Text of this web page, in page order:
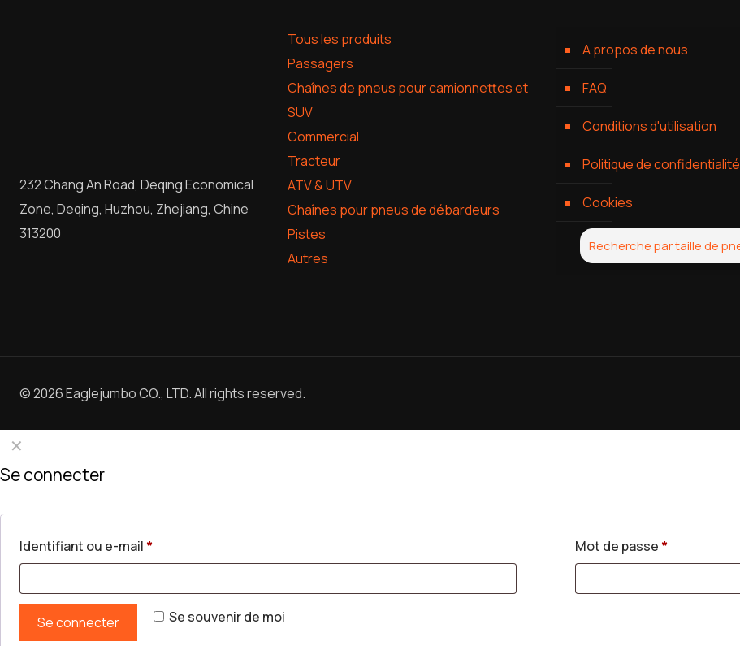
232 Chang An Road, Deqing Economical
Zone, Deqing, Huzhou, Zhejiang, Chine
313200
Tous les produits
Passagers
Chaînes de pneus pour camionnettes et
SUV
Commercial
Tracteur
ATV & UTV
Chaînes pour pneus de débardeurs
Pistes
Autres
A propos de nous
FAQ
Conditions d'utilisation
Politique de confidentialité
Cookies
© 2026 Eaglejumbo CO., LTD. All rights reserved.
✕
Se connecter
Identifiant ou e-mail * Mot de passe *
Se souvenir de moi
Se connecter